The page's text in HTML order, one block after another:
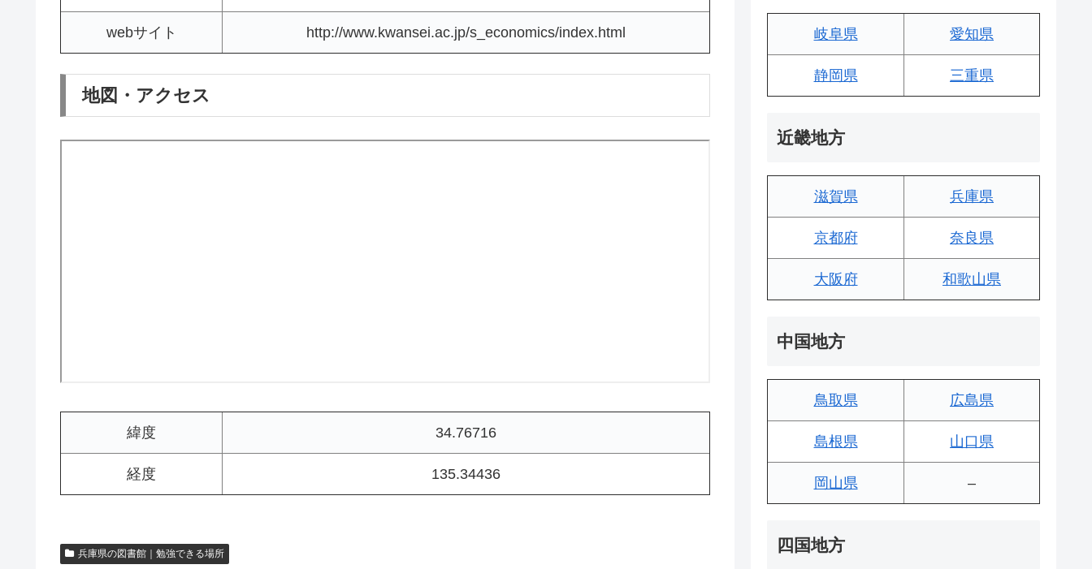
webサイト http://www.kwansei.ac.jp/s_economics/index.html
地図・アクセス
緯度 34.76716
経度 135.34436
兵庫県の図書館｜勉強できる場所
岐阜県 愛知県
静岡県 三重県
近畿地方
滋賀県 兵庫県
京都府 奈良県
大阪府 和歌山県
中国地方
鳥取県 広島県
島根県 山口県
岡山県 –
四国地方